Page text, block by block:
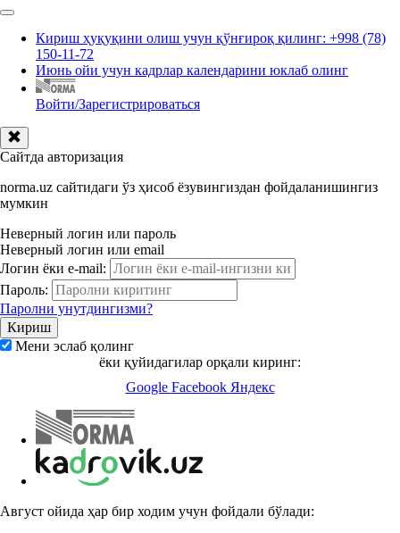
Кириш ҳуқуқини олиш учун қўнғироқ қилинг: +998 (78)
150-11-72
Июнь ойи учун кадрлар календарини юклаб олинг
Войти/Зарегистрироваться
Сайтда авторизация
norma.uz сайтидаги ўз ҳисоб ёзувингиздан фойдаланишингиз
мумкин
Неверный логин или пароль
Неверный логин или email
Логин ёки e-mail:
Пароль:
Паролни унутдингизми?
Мени эслаб қолинг
ёки қуйидагилар орқали киринг:
Google Facebook Яндекс
Август ойида ҳар бир ходим учун фойдали бўлади: